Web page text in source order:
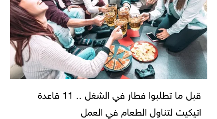
قبل ما تطلبوا فطار في الشغل .. 11 قاعدة
اتيكيت لتناول الطعام في العمل